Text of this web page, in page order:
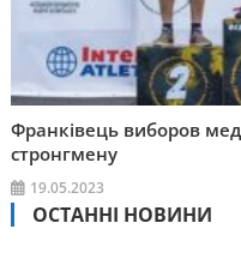
Франківець виборов
стронгмену
19.05.2023
ОСТАННІ НОВИНИ